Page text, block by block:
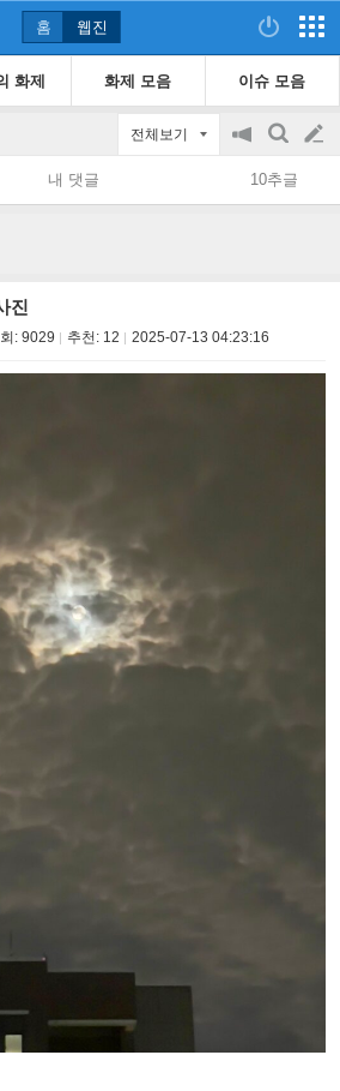
홈 웹진
화제 화제 모음 이슈 모음
전체보기
공
지
on/off
검
색
글
쓰
내 댓글 10추글
진
: 9029 추천: 12 2025-07-13 04:23:16